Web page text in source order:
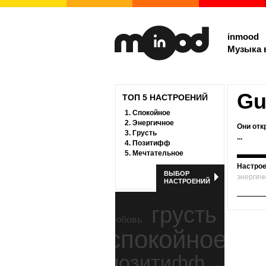
inmood
Музыка
ТОП 5 НАСТРОЕНИЙ
1. Спокойное
2. Энергичное
3. Грусть
4. Позитифф
5. Мечтательное
ВЫБОР
НАСТРОЕНИЙ
любовь грусть
спокойное
Они
...